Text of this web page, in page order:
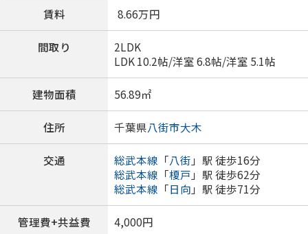
賃料 8.66万円
間取り
2LDK
LDK 10.2帖/洋室 6.8帖/洋室 5.1帖
建物面積 56.89㎡
住所 千葉県八街市大木
交通 総武本線 「八街 」駅 徒歩16分
総武本線 「榎戸 」駅 徒歩62分
総武本線 「日向 」駅 徒歩71分
管理費+共益費 4,000円